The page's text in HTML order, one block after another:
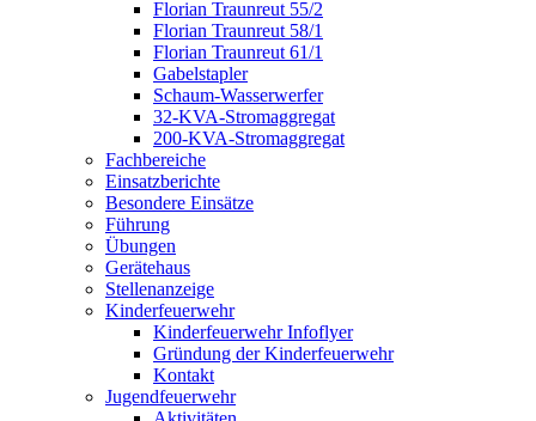
Florian Traunreut 55/2
Florian Traunreut 58/1
Florian Traunreut 61/1
Gabelstapler
Schaum-Wasserwerfer
32-KVA-Stromaggregat
200-KVA-Stromaggregat
Fachbereiche
Einsatzberichte
Besondere Einsätze
Führung
Übungen
Gerätehaus
Stellenanzeige
Kinderfeuerwehr
Kinderfeuerwehr Infoflyer
Gründung der Kinderfeuerwehr
Kontakt
Jugendfeuerwehr